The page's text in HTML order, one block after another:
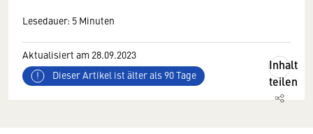
Lesedauer: 5 Minuten
Aktualisiert am 28.09.2023
Dieser Artikel ist älter als 90 Tage
Inhalt
teilen